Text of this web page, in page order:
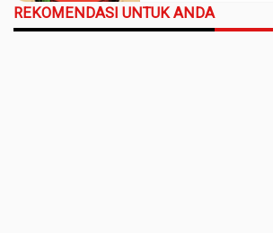
REKOMENDASI UNTUK ANDA